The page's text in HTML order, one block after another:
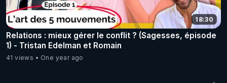
18:30
Relations : mieux gérer le conflit ? (Sagesses, épisode
1) - Tristan Edelman et Romain
41 views One year ago